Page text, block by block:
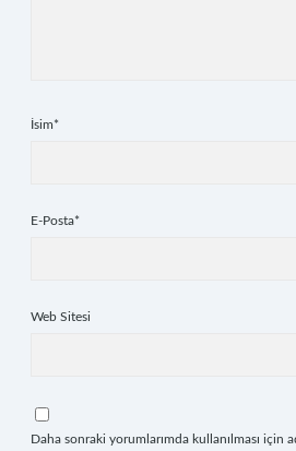
İsim*
E-Posta*
Web Sitesi
Daha sonraki yorumlarımda kullanılması için